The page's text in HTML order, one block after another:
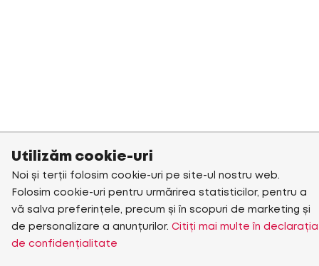
Utilizăm cookie-uri
Noi și terții folosim cookie-uri pe site-ul nostru web.
Folosim cookie-uri pentru urmărirea statisticilor, pentru a
vă salva preferințele, precum și în scopuri de marketing și
de personalizare a anunțurilor. Citiți mai multe în declarația
de confidențialitate